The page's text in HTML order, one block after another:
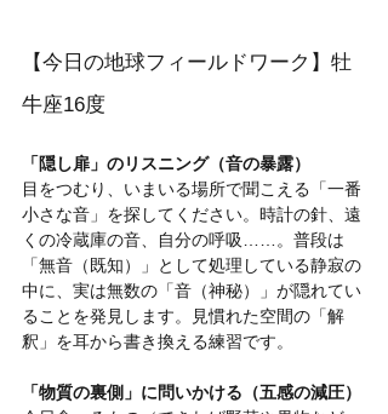
【今日の地球フィールドワーク】牡
牛座16度
「隠し扉」のリスニング（音の暴露）
目をつむり、いまいる場所で聞こえる「一番
小さな音」を探してください。時計の針、遠
くの冷蔵庫の音、自分の呼吸……。普段は
「無音（既知）」として処理している静寂の
中に、実は無数の「音（神秘）」が隠れてい
ることを発見します。見慣れた空間の「解
釈」を耳から書き換える練習です。
「物質の裏側」に問いかける（五感の減圧）